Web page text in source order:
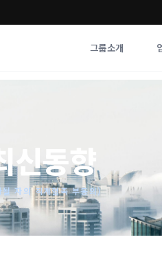
그룹소개
사례분석/최신동향
법률정보
법률지식인
고객후기
신동향
자의 직계혈족 부동의)